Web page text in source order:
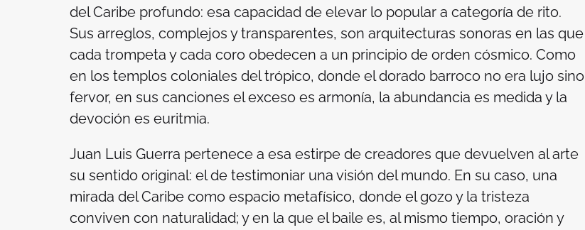
del Caribe profundo: esa capacidad de elevar lo popular a categoría de rito.
Sus arreglos, complejos y transparentes, son arquitecturas sonoras en las que
cada trompeta y cada coro obedecen a un principio de orden cósmico. Como
en los templos coloniales del trópico, donde el dorado barroco no era lujo sino
fervor, en sus canciones el exceso es armonía, la abundancia es medida y la
devoción es euritmia.
Juan Luis Guerra pertenece a esa estirpe de creadores que devuelven al arte
su sentido original: el de testimoniar una visión del mundo. En su caso, una
mirada del Caribe como espacio metafísico, donde el gozo y la tristeza
conviven con naturalidad; y en la que el baile es, al mismo tiempo, oración y